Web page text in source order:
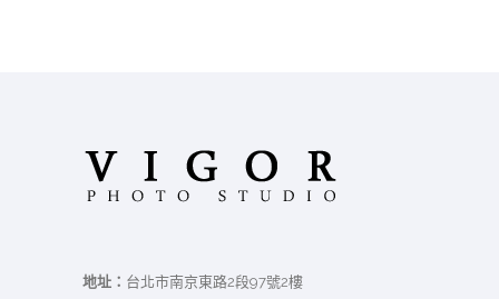
地址： 台北市南京東路2段97號2樓